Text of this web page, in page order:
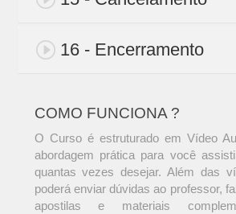
16 - Encerramento
COMO FUNCIONA ?
O Curso é estruturado em Vídeo
abordagem prática para você
quantas vezes desejar. Além das
poderá enviar dúvidas ao professor,
apostilas e materiais